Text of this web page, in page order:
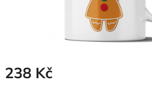
firmy
238 Kč